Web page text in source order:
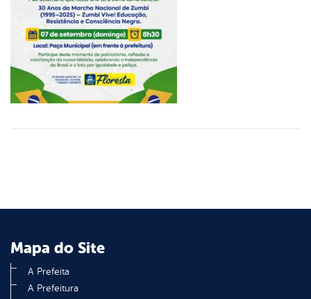
Mapa do Site
A Prefeita
A Prefeitura